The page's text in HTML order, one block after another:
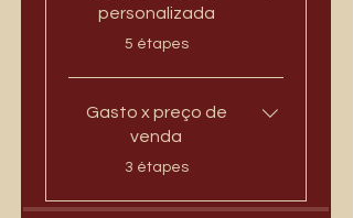
personalizada
.
5 étapes
Gasto x preço de
venda
.
3 étapes